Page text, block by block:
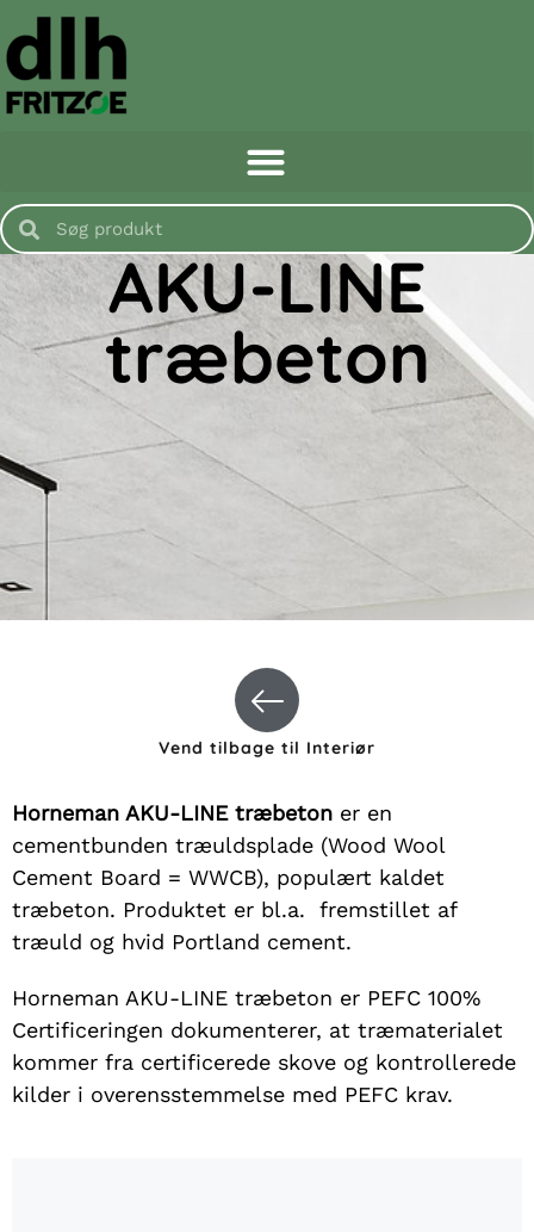
AKU-LINE
træbeton
Vend tilbage til Interiør
Horneman AKU-LINE træbeton er en
cementbunden træuldsplade (Wood Wool
Cement Board = WWCB), populært kaldet
træbeton. Produktet er bl.a. fremstillet af
træuld og hvid Portland cement.
Horneman AKU-LINE træbeton er PEFC 100%
Certificeringen dokumenterer, at træmaterialet
kommer fra certificerede skove og kontrollerede
kilder i overensstemmelse med PEFC krav.